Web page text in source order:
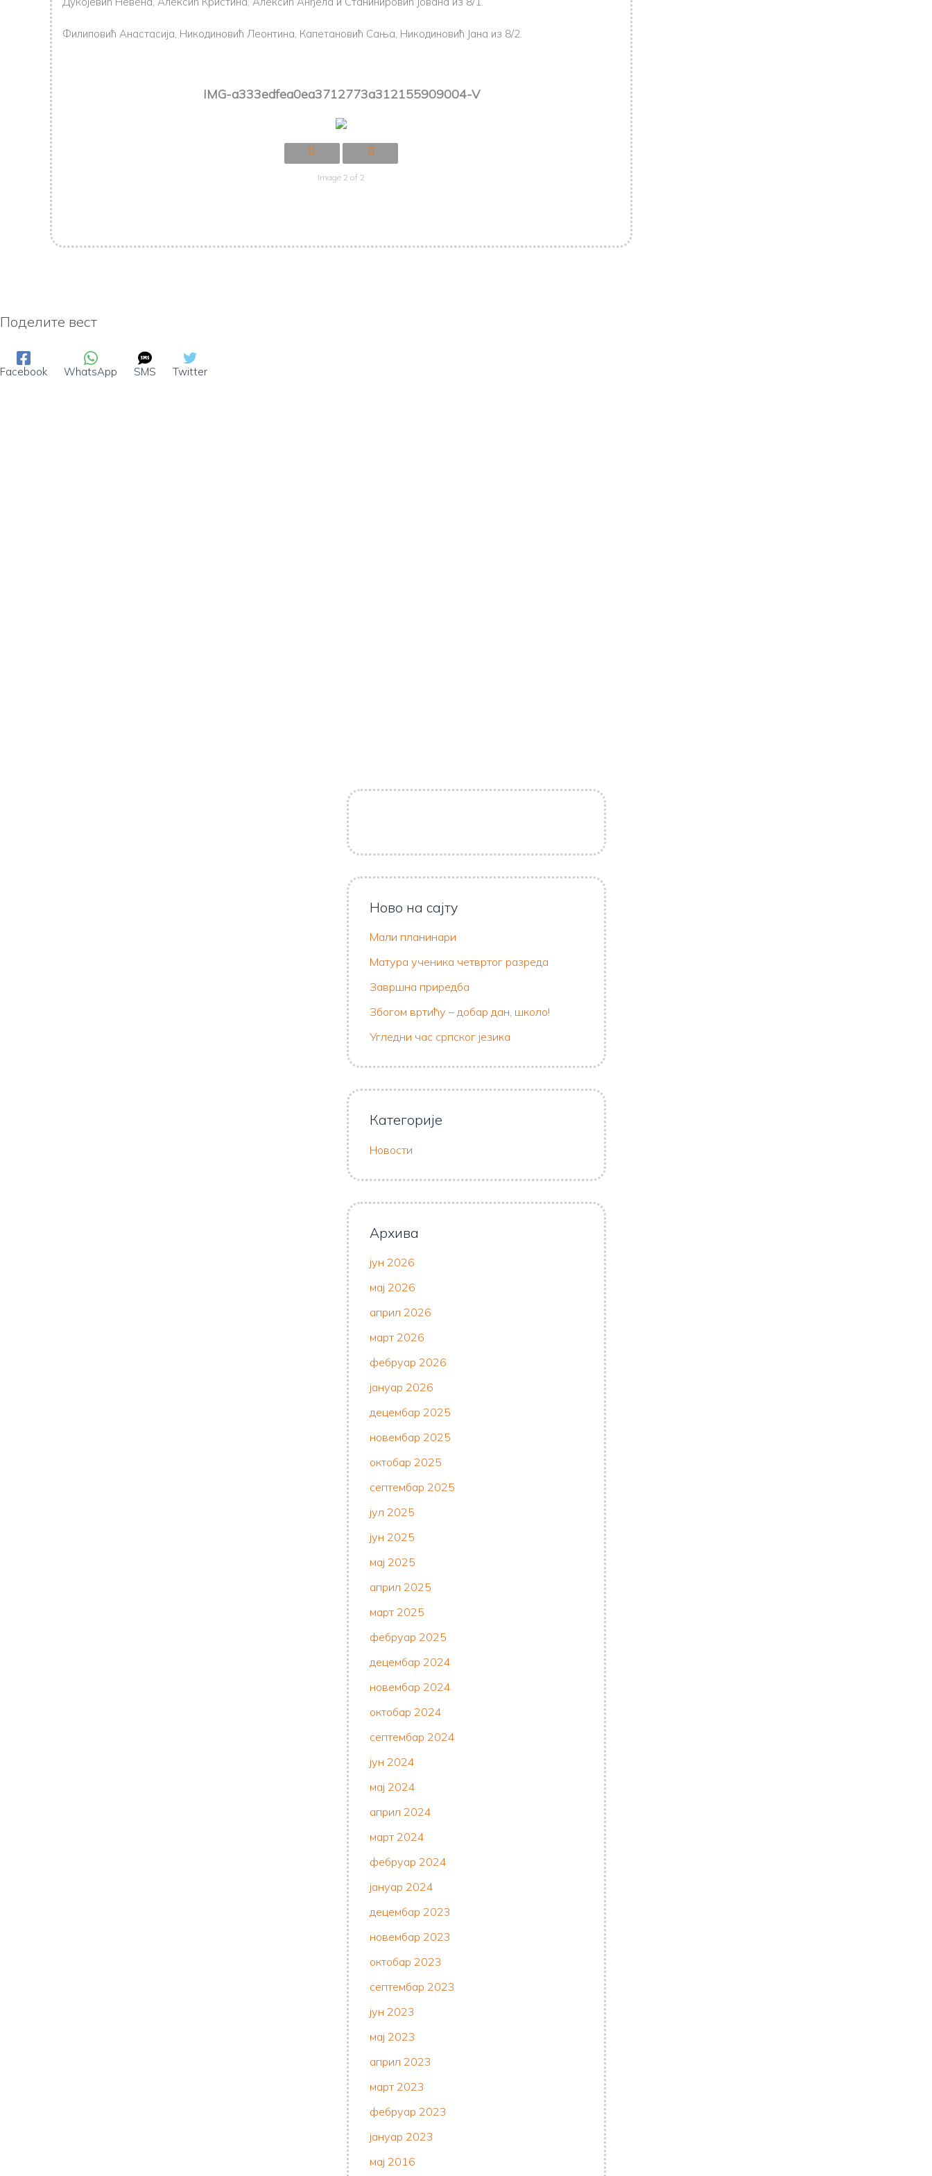
Филиповић Анастасија, Никодиновић Леонтина, Капетановић Сања, Никодиновић Јана из 8/2.
IMG-a333edfea0ea3712773a312155909004-V
Image 2 of 2
Поделите вест
Facebook WhatsApp SMS Twitter
Ново на сајту
Мали планинари
Матура ученика четвртог разреда
Завршна приредба
Збогом вртићу – добар дан, школо!
Угледни час српског језика
Категорије
Новости
Архива
јун 2026
мај 2026
април 2026
март 2026
фебруар 2026
јануар 2026
децембар 2025
новембар 2025
октобар 2025
септембар 2025
јул 2025
јун 2025
мај 2025
април 2025
март 2025
фебруар 2025
децембар 2024
новембар 2024
октобар 2024
септембар 2024
јун 2024
мај 2024
април 2024
март 2024
фебруар 2024
јануар 2024
децембар 2023
новембар 2023
октобар 2023
септембар 2023
јун 2023
мај 2023
април 2023
март 2023
фебруар 2023
јануар 2023
мај 2016